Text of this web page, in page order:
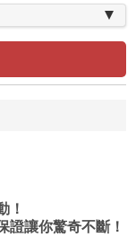
！
證讓你驚奇不斷！